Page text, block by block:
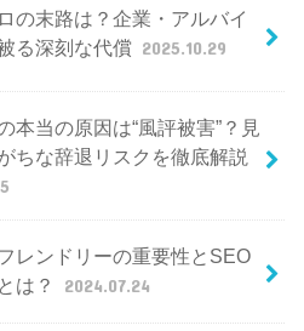
の末路は？企業・アルバイ
る深刻な代償 2025.10.29
本当の原因は“風評被害”？見
ちな辞退リスクを徹底解説
レンドリーの重要性とSEO
は？
2024.07.24